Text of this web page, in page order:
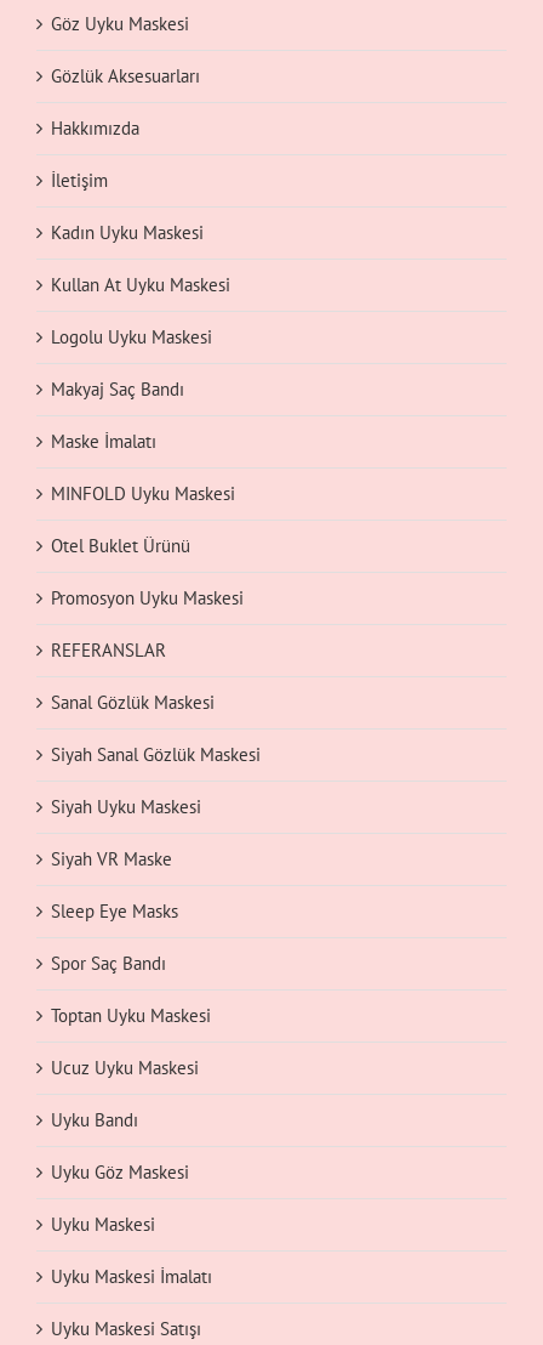
Göz Uyku Maskesi
Gözlük Aksesuarları
Hakkımızda
İletişim
Kadın Uyku Maskesi
Kullan At Uyku Maskesi
Logolu Uyku Maskesi
Makyaj Saç Bandı
Maske İmalatı
MINFOLD Uyku Maskesi
Otel Buklet Ürünü
Promosyon Uyku Maskesi
REFERANSLAR
Sanal Gözlük Maskesi
Siyah Sanal Gözlük Maskesi
Siyah Uyku Maskesi
Siyah VR Maske
Sleep Eye Masks
Spor Saç Bandı
Toptan Uyku Maskesi
Ucuz Uyku Maskesi
Uyku Bandı
Uyku Göz Maskesi
Uyku Maskesi
Uyku Maskesi İmalatı
Uyku Maskesi Satışı